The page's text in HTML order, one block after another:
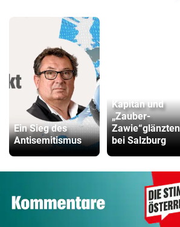
Ein Sieg des
Antisemitismus
Kapitän und
„Zauber-
Zawie“glänzten
bei Salzburg